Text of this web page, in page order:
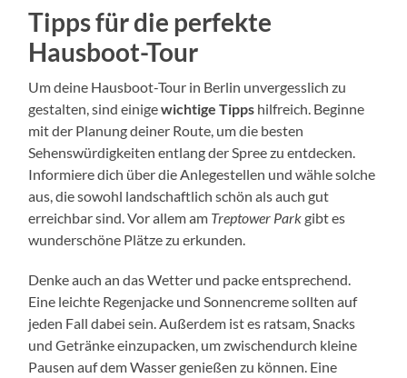
Tipps für die perfekte
Hausboot-Tour
Um deine Hausboot-Tour in Berlin unvergesslich zu
gestalten, sind einigewichtige Tipps hilfreich. Beginne
mit der Planung deiner Route, um die besten
Sehenswürdigkeiten entlang der Spree zu entdecken.
Informiere dich über die Anlegestellen und wähle solche
aus, die sowohl landschaftlich schön als auch gut
erreichbar sind. Vor allem am Treptower Parkgibt es
wunderschöne Plätze zu erkunden.
Denke auch an das Wetter und packe entsprechend.
Eine leichte Regenjacke und Sonnencreme sollten auf
jeden Fall dabei sein. Außerdem ist es ratsam, Snacks
und Getränke einzupacken, um zwischendurch kleine
Pausen auf dem Wasser genießen zu können. Eine